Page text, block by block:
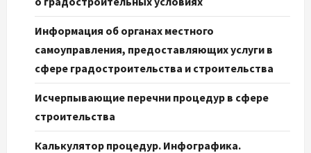
Информация об органах местного
самоуправления, предоставляющих услуги в
сфере градостроительства и строительства
Исчерпывающие перечни процедур в сфере
строительства
Калькулятор процедур. Инфографика.